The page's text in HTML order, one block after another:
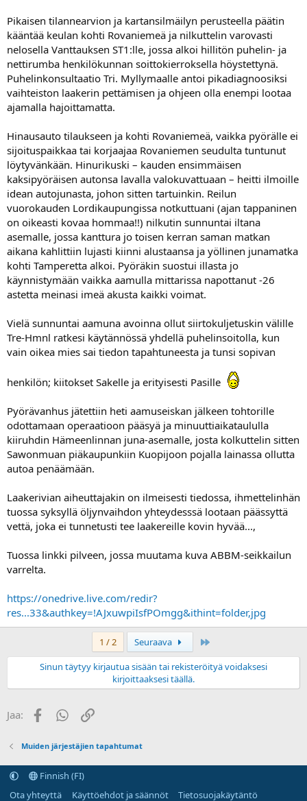
Pikaisen tilannearvion ja kartansilmäilyn perusteella päätin
kääntää keulan kohti Rovaniemeä ja nilkuttelin varovasti
nelosella Vanttauksen ST1:lle, jossa alkoi hillitön puhelin- ja
nettirumba henkilökunnan soittokierroksella höystettynä.
Puhelinkonsultaatio Tri. Myllymaalle antoi pikadiagnoosiksi
vaihteiston laakerin pettämisen ja ohjeen olla enempi lootaa
ajamalla hajoittamatta.
Hinausauto tilaukseen ja kohti Rovaniemeä, vaikka pyörälle ei
sijoituspaikkaa tai korjaajaa Rovaniemen seudulta tuntunut
löytyvänkään. Hinurikuski – kauden ensimmäisen
kaksipyöräisen autonsa lavalla valokuvattuaan – heitti ilmoille
idean autojunasta, johon sitten tartuinkin. Reilun
vuorokauden Lordikaupungissa notkuttuani (ajan tappaninen
on oikeasti kovaa hommaa!!) nilkutin sunnuntai iltana
asemalle, jossa kanttura jo toisen kerran saman matkan
aikana kahlittiin lujasti kiinni alustaansa ja yöllinen junamatka
kohti Tamperetta alkoi. Pyöräkin suostui illasta jo
käynnistymään vaikka aamulla mittarissa napottanut -26
astetta meinasi imeä akusta kaikki voimat.
Vielä sunnuntai aamuna avoinna ollut siirtokuljetuskin välille
Tre-Hmnl ratkesi käytännössä yhdellä puhelinsoitolla, kun
vain oikea mies sai tiedon tapahtuneesta ja tunsi sopivan
henkilön; kiitokset Sakelle ja erityisesti Pasille
Pyörävanhus jätettiin heti aamuseiskan jälkeen tohtorille
odottamaan operaatioon pääsyä ja minuuttiaikataululla
kiiruhdin Hämeenlinnan juna-asemalle, josta kolkuttelin sitten
Sawonmuan piäkaupunkiin Kuopijoon pojalla lainassa ollutta
autoa penäämään.
Laakerivian aiheuttajakin on ilmeisesti tiedossa, ihmettelinhän
tuossa syksyllä öljynvaihdon yhteydesssä lootaan päässyttä
vettä, joka ei tunnetusti tee laakereille kovin hyvää...,
Tuossa linkki pilveen, jossa muutama kuva ABBM-seikkailun
varrelta.
https://onedrive.live.com/redir?
res...33&authkey=!AJxuwpiIsfPOmgg&ithint=folder,jpg
1 / 2 Seuraava
Sinun täytyy kirjautua sisään tai rekisteröityä voidaksesi
kirjoittaaksesi täällä.
Jaa: FacebookWhatsApp
Linkki
Muiden järjestäjien tapahtumat
Finnish (FI)
Ota yhteyttä
Käyttöehdot ja säännöt Tietosuojakäytäntö